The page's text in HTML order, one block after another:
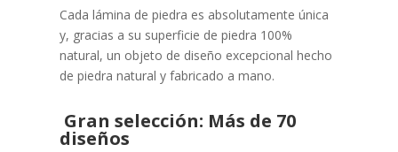
Cada lámina de piedra es absolutamente única
y, gracias a su superficie de piedra 100%
natural, un objeto de diseño excepcional hecho
de piedra natural y fabricado a mano.
Gran selección: Más de 70
diseños